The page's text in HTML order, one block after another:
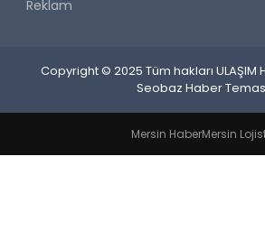
Reklam
Copyright © 2025 Tüm hakları ULAŞIM
Seobaz Haber
Mersin HaberMersin